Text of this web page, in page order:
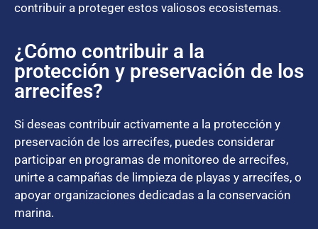
contribuir a proteger estos valiosos ecosistemas.
¿Cómo contribuir a la
protección y preservación de los
arrecifes?
Si deseas contribuir activamente a la protección y
preservación de los arrecifes, puedes considerar
participar en programas de monitoreo de arrecifes,
unirte a campañas de limpieza de playas y arrecifes, o
apoyar organizaciones dedicadas a la conservación
marina.